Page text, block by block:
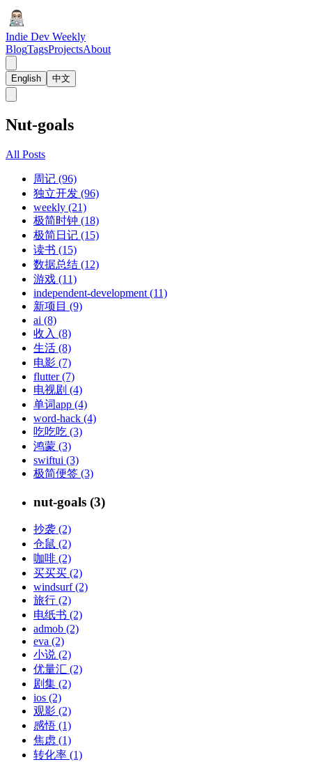
Indie Dev Weekly
BlogTagsProjectsAbout
English 中文
Nut-goals
All Posts
周记 (96)
独立开发 (96)
weekly (21)
极简时钟 (18)
极简日记 (15)
读书 (15)
数据总结 (12)
游戏 (11)
independent-development (11)
新项目 (9)
ai (8)
收入 (8)
生活 (8)
电影 (7)
flutter (7)
电视剧 (4)
单词app (4)
word-hack (4)
吃吃吃 (3)
鸿蒙 (3)
swiftui (3)
极简便签 (3)
nut-goals (3)
抄袭 (2)
仓鼠 (2)
咖啡 (2)
买买买 (2)
windsurf (2)
旅行 (2)
电纸书 (2)
admob (2)
eva (2)
小说 (2)
优量汇 (2)
剧集 (2)
ios (2)
观影 (2)
感悟 (1)
焦虑 (1)
转化率 (1)